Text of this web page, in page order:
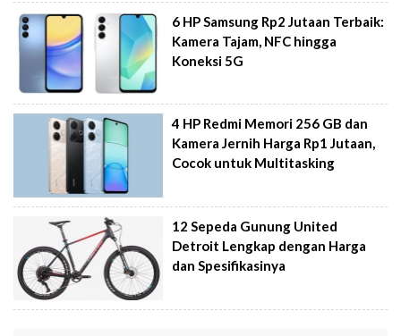
6 HP Samsung Rp2 Jutaan Terbaik:
Kamera Tajam, NFC hingga
Koneksi 5G
4 HP Redmi Memori 256 GB dan
Kamera Jernih Harga Rp1 Jutaan,
Cocok untuk Multitasking
12 Sepeda Gunung United
Detroit Lengkap dengan Harga
dan Spesifikasinya